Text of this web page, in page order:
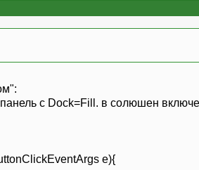
с Dock=Fill. в солюшен
e){